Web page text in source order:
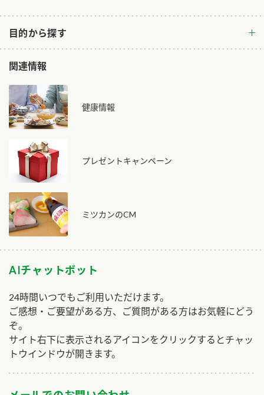
目的から探す
関連情報
健康情報
プレゼントキャンペーン
ミツカンのCM
AIチャットボット
24時間いつでもご利用いただけます。
ご感想・ご要望がある方、ご質問がある方はお気軽にどう
ぞ。
サイト右下に表示されるアイコンをクリックするとチャッ
トウインドウが開きます。